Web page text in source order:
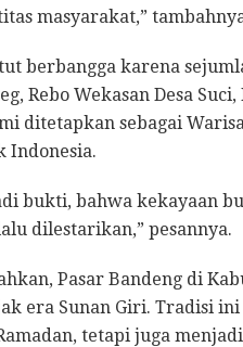
masyarakat,”
berbangga karena
Rebo Wekasan Desa
ditetapkan sebagai
Indonesia.
bukti, bahwa kekayaan
dilestarikan,” pesannya.
Pasar Bandeng di
era Sunan Giri. Tradisi
tetapi juga